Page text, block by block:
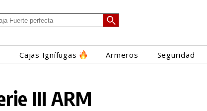
Cajas Ignífugas Armeros Seguridad
III ARM